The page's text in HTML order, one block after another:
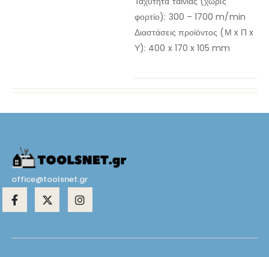
φορτίο): 300 – 1700 m/min
Διαστάσεις προϊόντος (Μ x Π x
Υ): 400 x 170 x 105 mm
office@toolsnet.gr